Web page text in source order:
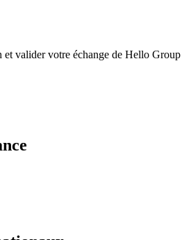
valider votre échange de Hello Group